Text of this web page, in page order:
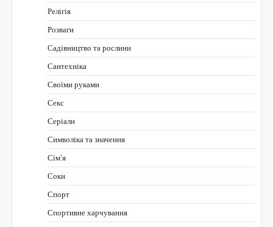
Релігія
Розваги
Садівництво та рослини
Сантехніка
Своїми руками
Секс
Серіали
Символіка та значення
Сім’я
Соки
Спорт
Спортивне харчування